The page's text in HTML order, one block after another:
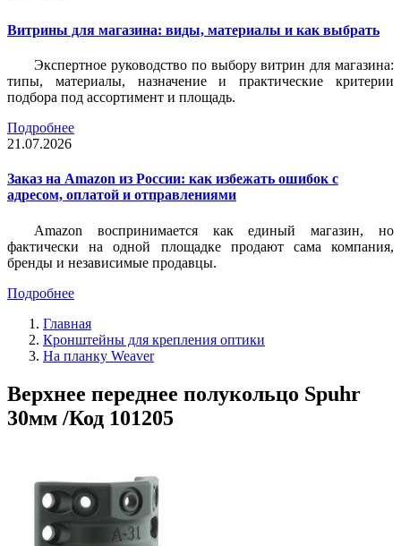
Витрины для магазина: виды, материалы и как выбрать
Экспертное руководство по выбору витрин для магазина:
типы, материалы, назначение и практические критерии
подбора под ассортимент и площадь.
Подробнее
21.07.2026
Заказ на Amazon из России: как избежать ошибок с
адресом, оплатой и отправлениями
Amazon воспринимается как единый магазин, но
фактически на одной площадке продают сама компания,
бренды и независимые продавцы.
Подробнее
Главная
Кронштейны для крепления оптики
На планку Weaver
Верхнее переднее полукольцо Spuhr
30мм /Код 101205